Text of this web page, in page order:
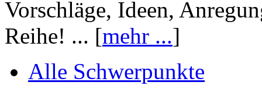
Vorschläge, Ideen,
Reihe! ... [mehr ...]
Alle Schwerpunkte